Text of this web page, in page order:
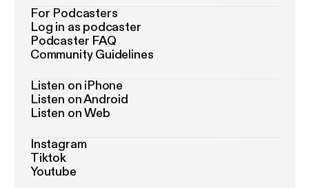
For Podcasters
Log in as podcaster
Podcaster FAQ
Community Guidelines
Listen on iPhone
Listen on Android
Listen on Web
Instagram
Tiktok
Youtube